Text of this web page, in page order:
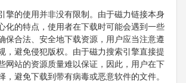
擎的使用并非没有限制。由于磁力链接本身
化的特点，使用者在下载时可能会遇到一些
保合法、安全地下载资源，用户应当注意遵
，避免侵犯版权。由于磁力搜索引擎直接提
网站的资源质量难以保证，因此，用户在下
，避免下载到带有病毒或恶意软件的文件。